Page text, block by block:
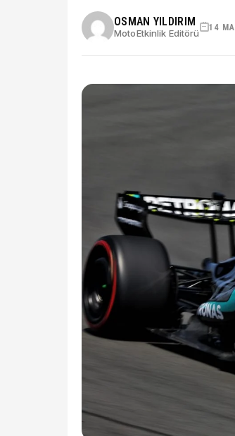
OSMAN YILDIRIM
MotoEtkinlik Editörü
14